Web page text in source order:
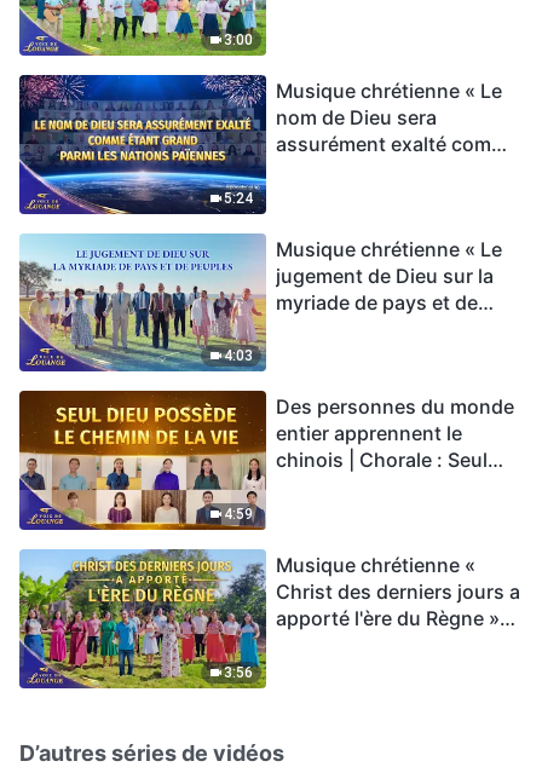
3:00
5:24
Musique chrétienne « Le
nom de Dieu sera
assurément exalté comme
2026
4:03
Musique chrétienne « Le
jugement de Dieu sur la
myriade de pays et de
4:59
Des personnes du monde
entier apprennent le
chinois | Chorale : Seul
3:56
Musique chrétienne «
Christ des derniers jours a
apporté l'ère du Règne »
D’autres séries de vidéos